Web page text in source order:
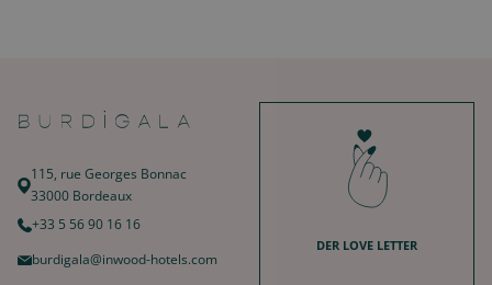
115, rue Georges Bonnac
33000 Bordeaux
+33 5 56 90 16 16
burdigala@inwood-hotels.com
DER LOVE LETTER